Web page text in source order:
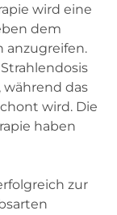
wird eine
dem
anzugreifen.
das
wird. Die
haben
zur